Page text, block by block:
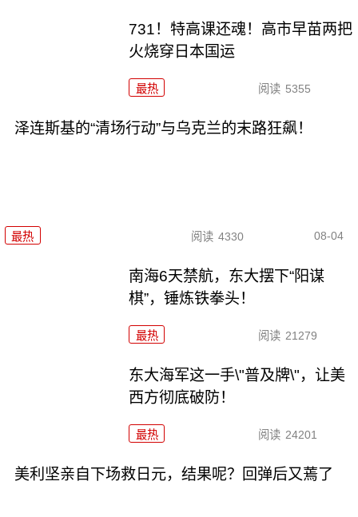
731！特高课还魂！高市早苗两把
火烧穿日本国运
最热 阅读 5355
泽连斯基的“清场行动”与乌克兰的末路狂飙！
最热 阅读 4330 08-04
南海6天禁航，东大摆下“阳谋
棋”，锤炼铁拳头！
最热 阅读 21279
东大海军这一手\"普及牌\"，让美
西方彻底破防！
最热 阅读 24201
美利坚亲自下场救日元，结果呢？回弹后又蔫了